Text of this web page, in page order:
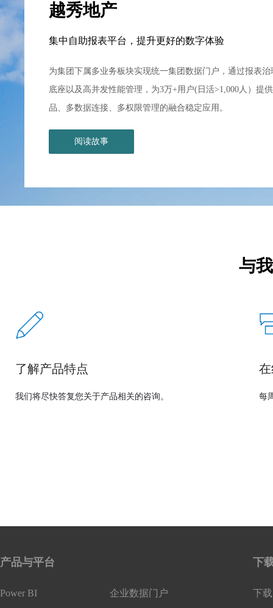
越秀地产
集中自助报表平台，提升更好的数字体验
为集团下属多业务板块实现统一集团数据门户，通过报表
底座以及高并发性能管理，为3万+用户(日活>1,000人）提
品、多数据连接、多权限管理的融合稳定应用。
阅读故事
与
了解产品特点
我们将尽快答复您关于产品相关的咨询。 每
产品与平台
Power BI
企业数据门户
下
下